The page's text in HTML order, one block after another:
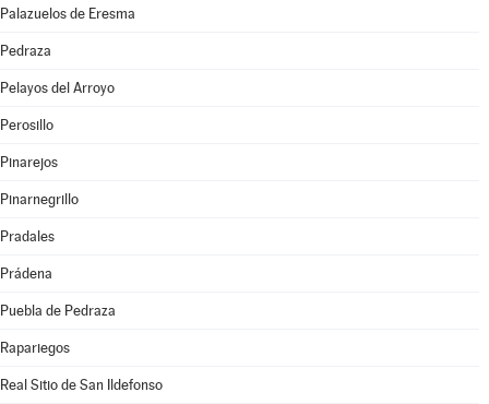
Palazuelos de Eresma
Pedraza
Pelayos del Arroyo
Perosillo
Pinarejos
Pinarnegrillo
Pradales
Prádena
Puebla de Pedraza
Rapariegos
Real Sitio de San Ildefonso